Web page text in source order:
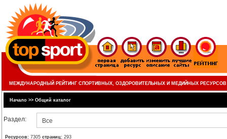
МЕЖДУНАРОДНЫЙ РЕЙТИНГ СПОРТИВНЫХ, ОЗДОРОВИТЕЛЬНЫХ И МЕДИЙНЫХ РЕСУРСОВ
Начало >> Общий каталог
Раздел: Все
Ресурсов: 7305 страниц: 293